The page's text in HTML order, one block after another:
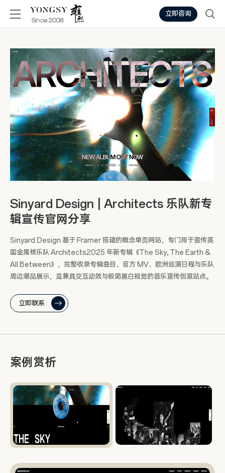
立即咨询
Sinyard Design | Architects 乐队新专
辑宣传官网分享
Sinyard Design 基于 Framer 搭建的概念单页网站，专门用于宣传英
国金属核乐队 Architects2025 年新专辑《The Sky, The Earth &
All Between》，完整收录专辑曲目、官方 MV、欧洲巡演日程与乐队
周边潮品展示，是兼具交互动效与极简黑白视觉的音乐宣传创意站点。
立即联系
案例赏析